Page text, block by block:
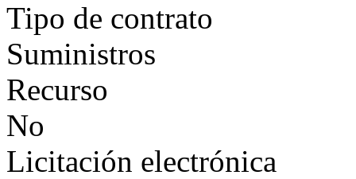
Tipo de contrato
Suministros
Recurso
No
Licitación electrónica